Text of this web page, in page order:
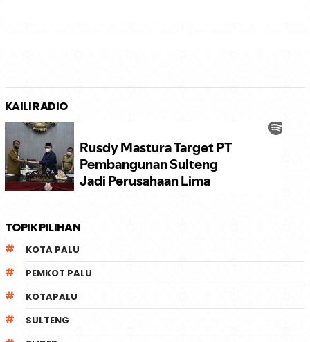
KAILI RADIO
TOPIK PILIHAN
KOTA PALU
PEMKOT PALU
KOTAPALU
SULTENG